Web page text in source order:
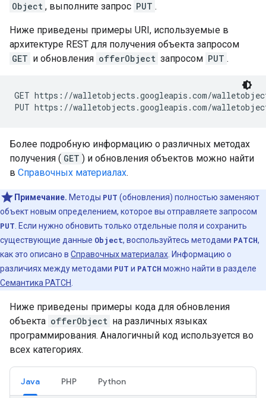
Object , выполните запрос PUT .
Ниже приведены примеры URI, используемые в
архитектуре REST для получения объекта запросом
GET и обновления offerObject запросом PUT .
GET https://walletobjects.googleapis.com/
PUT https://walletobjects.googleapis.com/
Более подробную информацию о различных методах
получения ( GET ) и обновления объектов можно найти
в Справочных материалах.
Примечание. Методы PUT (обновления) полностью заменяют
объект новым определением, которое вы отправляете запросом
PUT . Если нужно обновить только отдельные поля и сохранить
существующие данные Object, воспользуйтесь методами PATCH,
как это описано в Справочных материалах . Информацию о
различиях между методами PUT и PATCH можно найти в разделе
Семантика PATCH
Ниже приведены примеры кода для обновления
объекта offerObject на различных языках
программирования. Аналогичный код используется во
всех категориях.
Java PHP Python